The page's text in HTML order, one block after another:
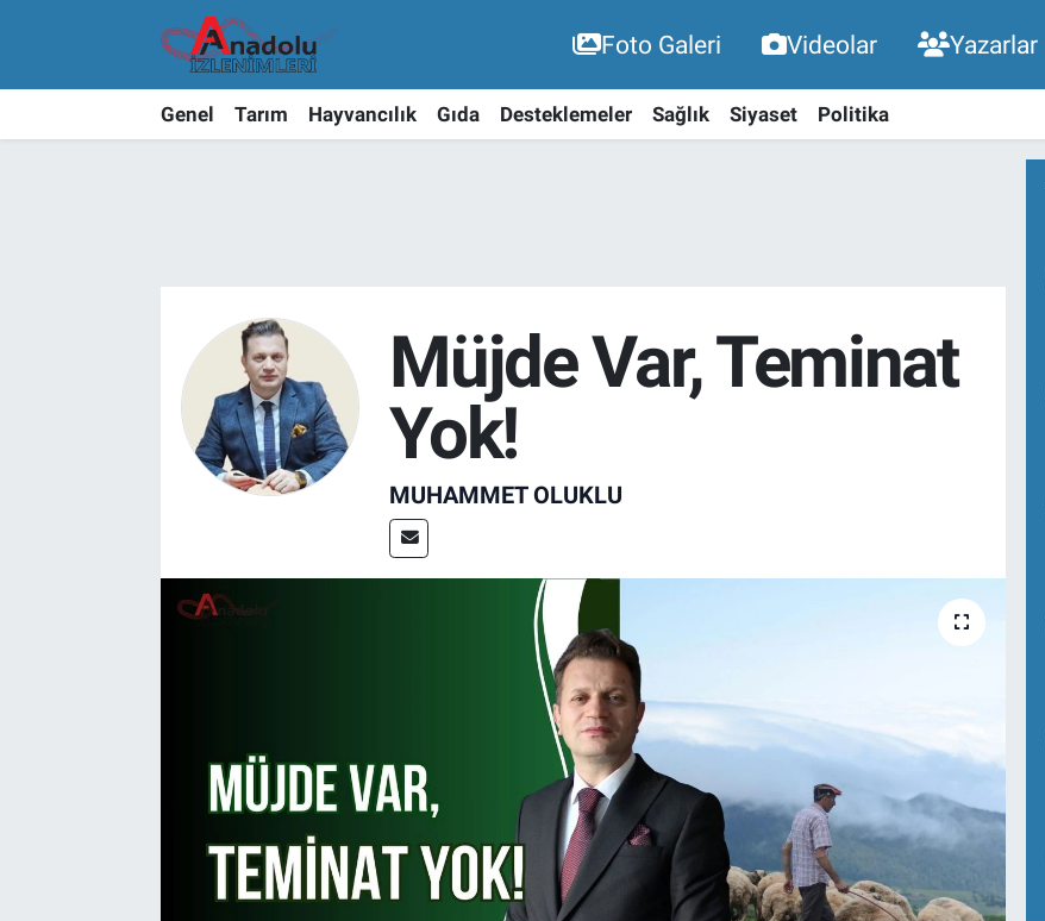
Foto Galeri Videolar Yazarlar
Genel Tarım Hayvancılık Gıda Desteklemeler Sağlık Siyaset Politika
Müjde Var, Teminat
Yok!
MUHAMMET OLUKLU